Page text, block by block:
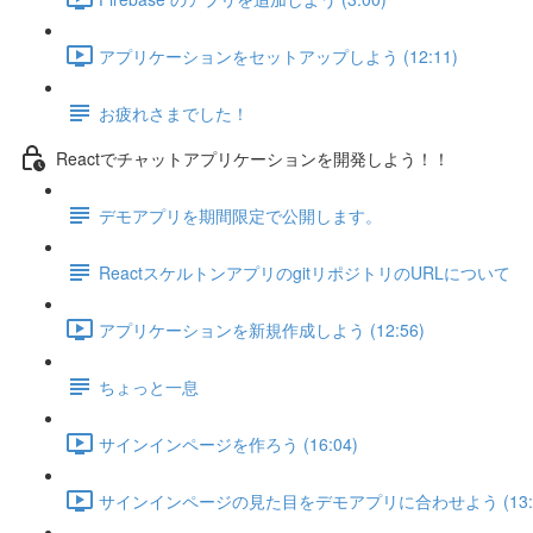
アプリケーションをセットアップしよう (12:11)
お疲れさまでした！
Reactでチャットアプリケーションを開発しよう！！
デモアプリを期間限定で公開します。
ReactスケルトンアプリのgitリポジトリのURLについて
アプリケーションを新規作成しよう (12:56)
ちょっと一息
サインインページを作ろう (16:04)
サインインページの見た目をデモアプリに合わせよう